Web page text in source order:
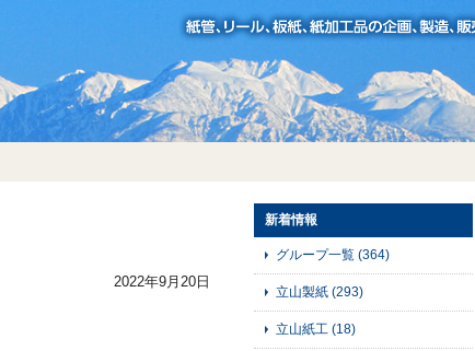
2022年9月20日
新着情報
グループ一覧 (364)
立山製紙 (293)
立山紙工 (18)